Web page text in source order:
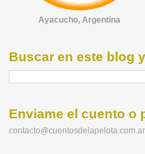
Ayacucho, Argentina
Buscar en este blog
Enviame el cuento o
contacto@cuentosdelapelota.com.ar